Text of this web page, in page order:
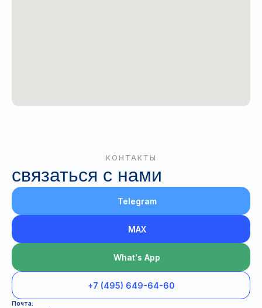
КОНТАКТЫ
связаться с нами
Telegram
MAX
What's App
+7 (495) 649-64-60
Почта: